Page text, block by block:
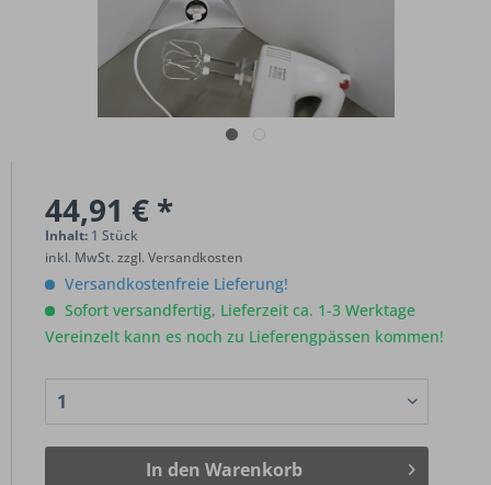
44,91 € *
Inhalt: 1 Stück
inkl. MwSt.zzgl. Versandkosten
Versandkostenfreie Lieferung!
Sofort versandfertig, Lieferzeit ca. 1-3 Werktage
Vereinzelt kann es noch zu Lieferengpässen kommen!
In den Warenkorb